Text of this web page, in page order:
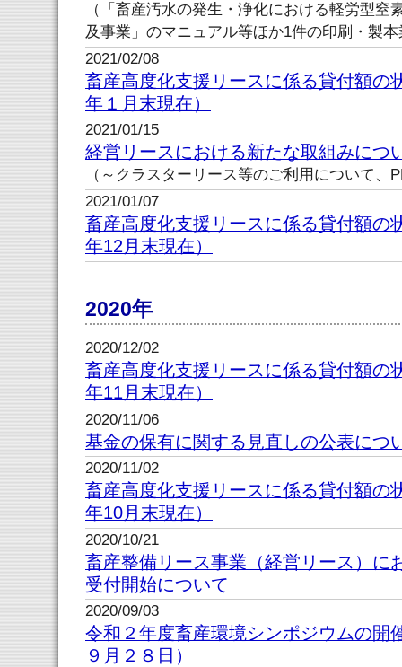
（「畜産汚水の発生・浄化における軽労型窒
及事業」のマニュアル等ほか1件の印刷・製
2021/02/08
畜産高度化支援リースに係る貸付額の
年１月末現在）
2021/01/15
経営リースにおける新たな取組みにつ
（～クラスターリース等のご利用について、
2021/01/07
畜産高度化支援リースに係る貸付額の
年12月末現在）
2020年
2020/12/02
畜産高度化支援リースに係る貸付額の
年11月末現在）
2020/11/06
基金の保有に関する見直しの公表につ
2020/11/02
畜産高度化支援リースに係る貸付額の
年10月末現在）
2020/10/21
畜産整備リース事業（経営リース）に
受付開始について
2020/09/03
令和２年度畜産環境シンポジウムの開
９月２８日）